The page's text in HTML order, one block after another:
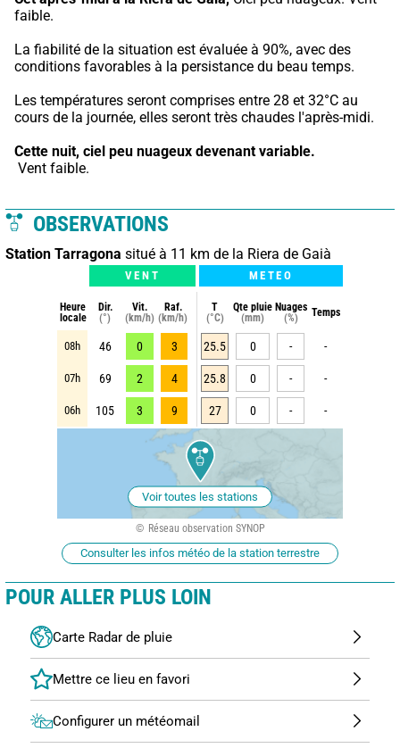
faible.
La fiabilité de la situation est évaluée à 90%, avec des
conditions favorables à la persistance du beau temps.
Les températures seront comprises entre 28 et 32°C au
cours de la journée, elles seront très chaudes l'après-midi.
Cette nuit, ciel peu nuageux devenant variable.
Vent faible.
OBSERVATIONS
Station Tarragona situé à 11 km de la Riera de Gaià
VENT METEO
Heure
locale
Dir.
(°)
Vit.
(km/h)
Raf.
(km/h)
T
(°C)
Qte pluie
(mm)
Nuages
(%)
Temps
08h 46 0 3 25.5 0 - -
07h 69 2 4 25.8 0 - -
06h 105 3 9 27 0 - -
Voir toutes les stations
Réseau observation SYNOP
Consulter les infos météo de la station terrestre
POUR ALLER PLUS LOIN
Carte Radar de pluie
Configurer un météomail